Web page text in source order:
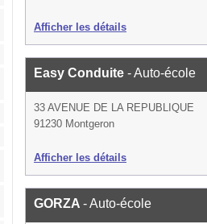
Afficher les détails
Easy Conduite - Auto-école
33 AVENUE DE LA REPUBLIQUE
91230 Montgeron
Afficher les détails
GORZA - Auto-école